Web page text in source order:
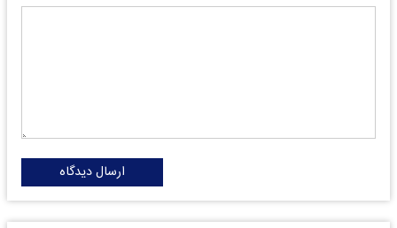
ارسال دیدگاه